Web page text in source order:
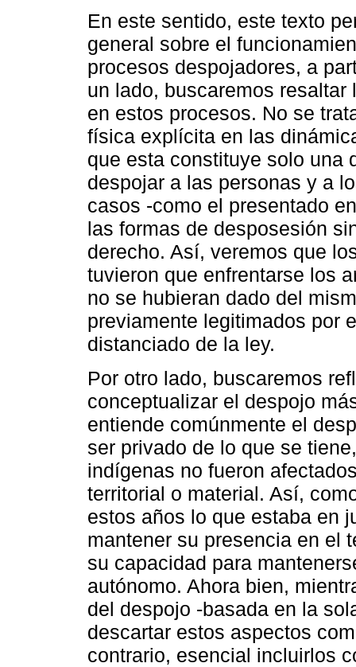
En este sentido, este texto
general sobre el
procesos despojadores, a
un lado, buscaremos
en estos procesos. No se
física explícita en las
que esta constituye solo una
despojar a las personas y a
casos -como el presentado
las formas de desposesión
derecho. Así, veremos que
tuvieron que enfrentarse los
no se hubieran dado del
previamente legitimados por
distanciado de la ley.
Por otro lado, buscaremos
conceptualizar el despojo
entiende comúnmente el
ser privado de lo que se
indígenas no fueron
territorial o material. Así,
estos años lo que estaba en
mantener su presencia en el
su capacidad para
autónomo. Ahora bien,
del despojo -basada en la
descartar estos aspectos
contrario, esencial incluirlos